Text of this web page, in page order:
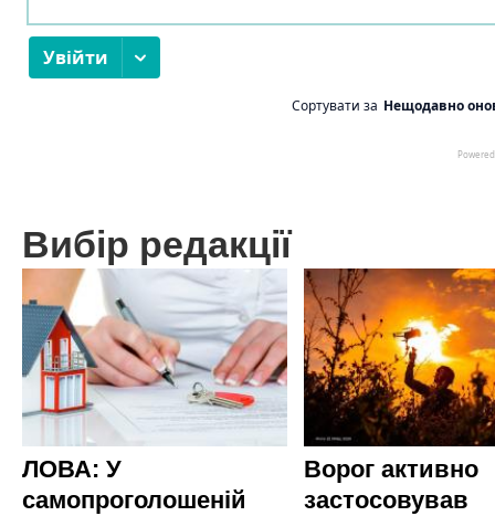
Вибір редакції
ЛОВА: У
самопроголошеній
Ворог активно
застосовував